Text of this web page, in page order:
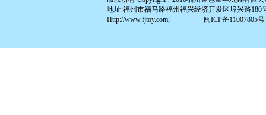
地址:福州市福马路福州福兴经济开发区埠兴路180
Http://www.fjtoy.com;
闽ICP备11007805号